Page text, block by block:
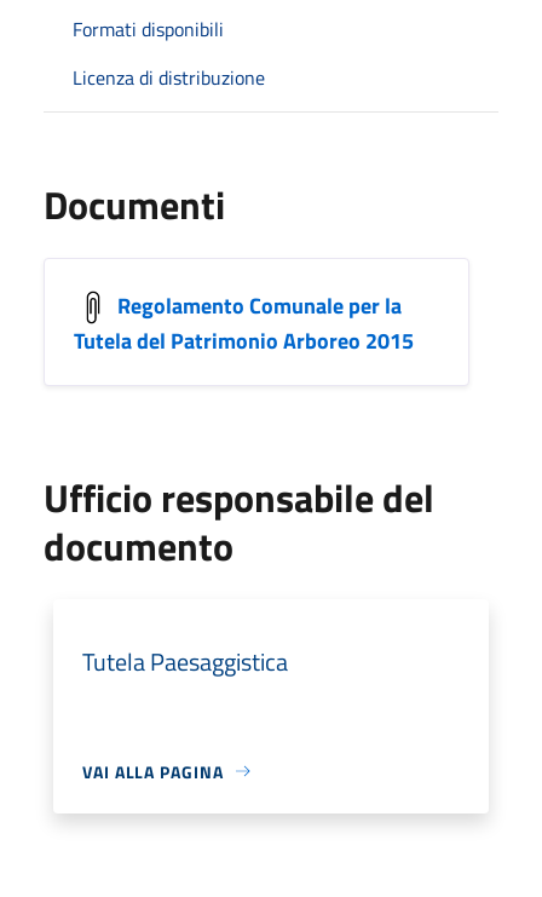
Formati disponibili
Licenza di distribuzione
Documenti
Regolamento Comunale per la
Tutela del Patrimonio Arboreo 2015
Ufficio responsabile del
documento
Tutela Paesaggistica
VAI ALLA PAGINA